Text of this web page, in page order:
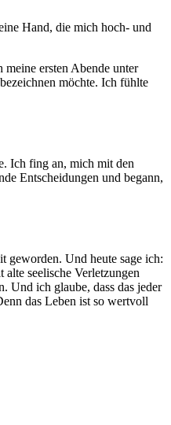
Hand, die mich hoch- und
ersten Abende unter
möchte. Ich fühlte
Ich fing an, mich mit den
Entscheidungen und begann,
geworden. Und heute sage ich:
seelische Verletzungen
Und ich glaube, dass das jeder
das Leben ist so wertvoll